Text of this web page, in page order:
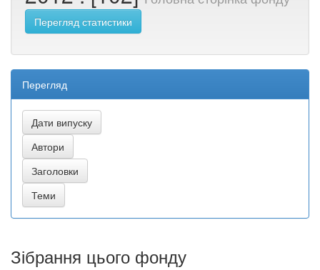
Перегляд статистики
Перегляд
Зібрання цього фонду